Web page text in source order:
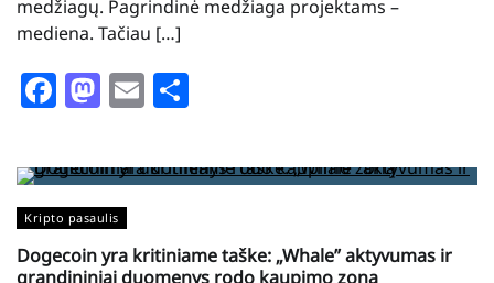
medžiagų. Pagrindinė medžiaga projektams –
mediena. Tačiau […]
Facebook
Mastodon
Email
Kripto pasaulis
Dogecoin yra kritiniame taške: „Whale” aktyvumas ir
grandininiai duomenys rodo kaupimo zoną